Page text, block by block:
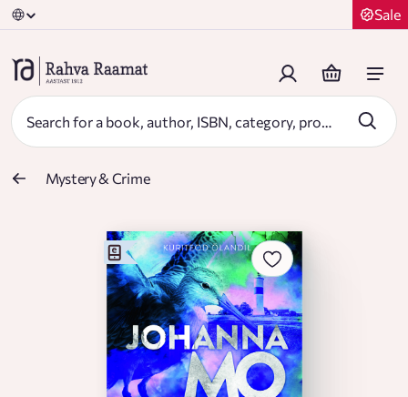
Sale
Mystery & Crime